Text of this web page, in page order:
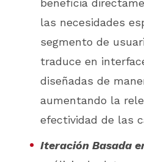
beneficia
las necesidades
segmento de
traduce en
diseñadas de
aumentando la
efectividad de las
Iteración Basada